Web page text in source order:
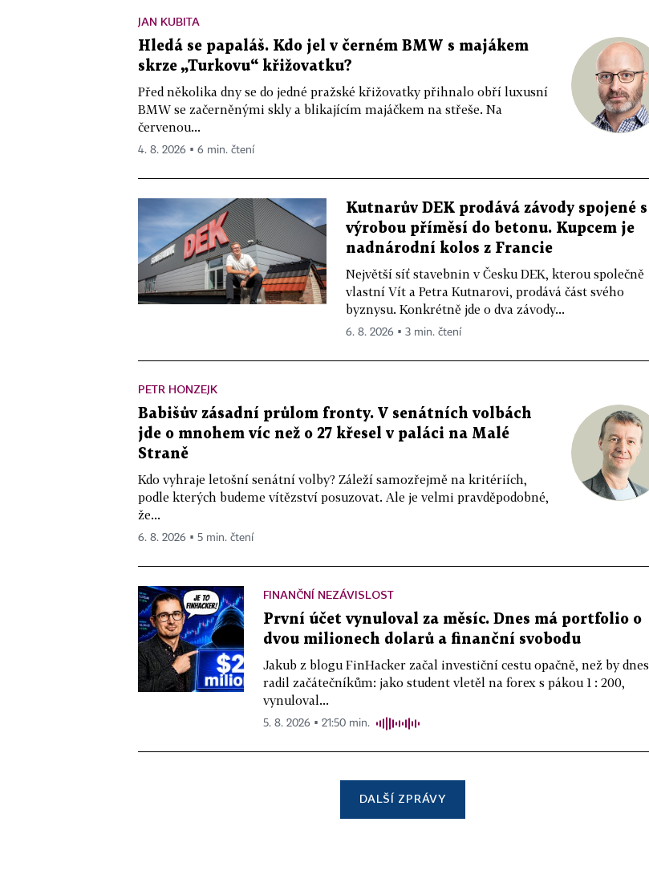
JAN KUBITA
Hledá se papaláš. Kdo jel v černém BMW s majákem
skrze „Turkovu“ křižovatku?
Před několika dny se do jedné pražské křižovatky přihnalo obří luxusní
BMW se začerněnými skly a blikajícím majáčkem na střeše. Na
červenou...
4. 8. 2026 ▪ 6 min. čtení
Kutnarův DEK prodává závody spojené s
výrobou příměsí do betonu. Kupcem je
nadnárodní kolos z Francie
Největší síť stavebnin v Česku DEK, kterou společně
vlastní Vít a Petra Kutnarovi, prodává část svého
byznysu. Konkrétně jde o dva závody...
6. 8. 2026 ▪ 3 min. čtení
PETR HONZEJK
Babišův zásadní průlom fronty. V senátních volbách
jde o mnohem víc než o 27 křesel v paláci na Malé
Straně
Kdo vyhraje letošní senátní volby? Záleží samozřejmě na kritériích,
podle kterých budeme vítězství posuzovat. Ale je velmi pravděpodobné,
že...
6. 8. 2026 ▪ 5 min. čtení
FINANČNÍ NEZÁVISLOST
První účet vynuloval za měsíc. Dnes má portfolio o
dvou milionech dolarů a finanční svobodu
Jakub z blogu FinHacker začal investiční cestu opačně, než by dnes
radil začátečníkům: jako student vletěl na forex s pákou 1 : 200,
vynuloval...
5. 8. 2026 ▪ 21:50 min.
DALŠÍ ZPRÁVY